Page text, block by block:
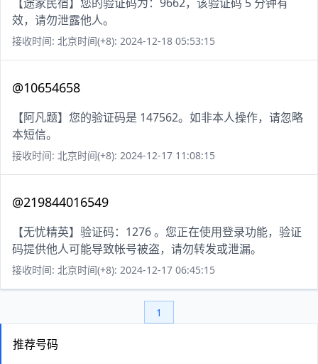
【途家民宿】您的验证码为：9662，该验证码 5 分钟有
效，请勿泄露他人。
接收时间: 北京时间(+8): 2024-12-18 05:53:15
@10654658
【阿凡题】您的验证码是 147562。如非本人操作，请忽略
本短信。
接收时间: 北京时间(+8): 2024-12-17 11:08:15
@219844016549
【无忧精英】验证码：1276 。您正在使用登录功能，验证
码提供他人可能导致帐号被盗，请勿转发或泄漏。
接收时间: 北京时间(+8): 2024-12-17 06:45:15
1
推荐号码